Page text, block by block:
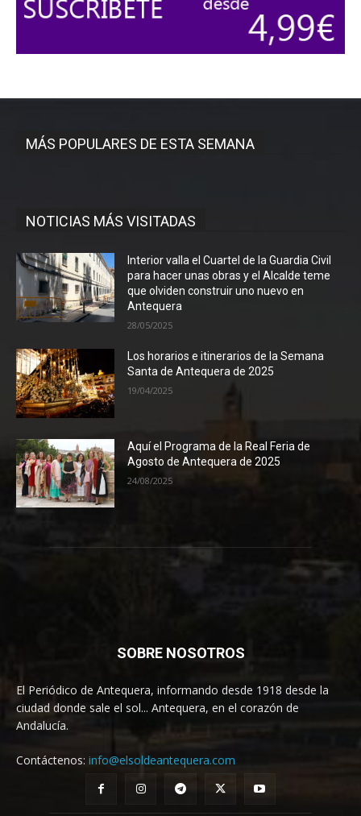
MÁS POPULARES DE ESTA SEMANA
NOTICIAS MÁS VISITADAS
Interior valla el Cuartel de la Guardia Civil
para hacer unas obras y el Alcalde teme
que olviden construir uno nuevo en
Antequera
28/05/2025
Los horarios e itinerarios de la Semana
Santa de Antequera de 2025
19/04/2025
Aquí el Programa de la Real Feria de
Agosto de Antequera de 2025
24/08/2025
SOBRE NOSOTROS
El Periódico de Antequera, informando desde 1918 desde la
ciudad donde sale el sol... Antequera, en el corazón de
Andalucía.
Contáctenos: info@elsoldeantequera.com